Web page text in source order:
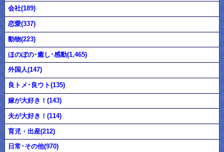
会社(189)
恋愛(337)
動物(223)
ほのぼの･癒し･感動(1,465)
外国人(147)
良トメ･良ウト(135)
嫁が大好き！(143)
夫が大好き！(114)
育児・出産(212)
日常･その他(970)